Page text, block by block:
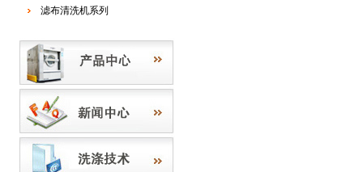
滤布清洗机系列